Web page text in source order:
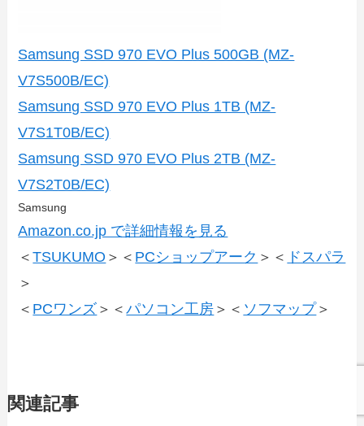
Samsung SSD 970 EVO Plus 500GB (MZ-
V7S500B/EC)
Samsung SSD 970 EVO Plus 1TB (MZ-
V7S1T0B/EC)
Samsung SSD 970 EVO Plus 2TB (MZ-
V7S2T0B/EC)
Samsung
Amazon.co.jp で詳細情報を見る
＜TSUKUMO ＞＜ PCショップアーク ＞＜ ドスパラ
＞
＜ PCワンズ ＞＜パソコン工房 ＞＜ ソフマップ＞
関連記事